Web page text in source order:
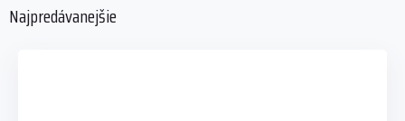
Najpredávanejšie